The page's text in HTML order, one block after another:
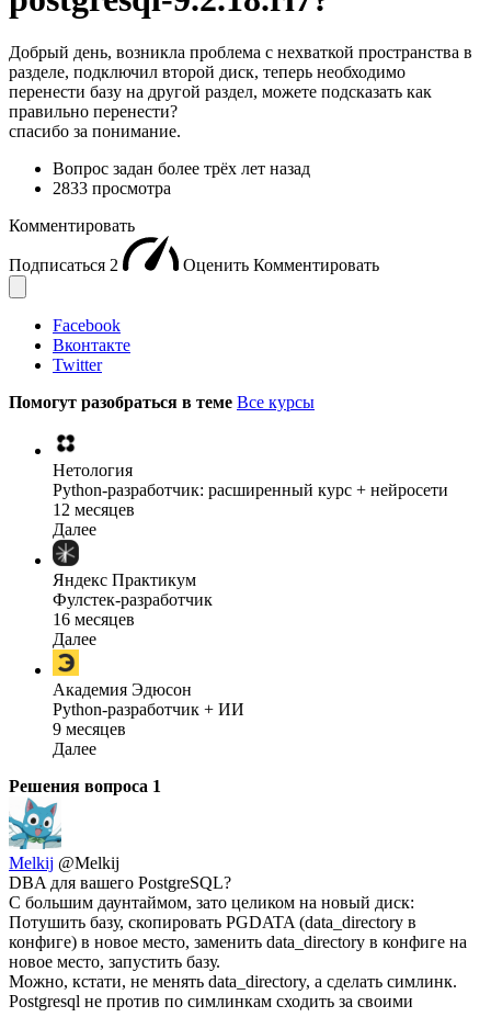
Добрый день, возникла проблема с нехваткой пространства в
разделе, подключил второй диск, теперь необходимо
перенести базу на другой раздел, можете подсказать как
правильно перенести?
спасибо за понимание.
Вопрос задан более трёх лет назад
2833 просмотра
Комментировать
Подписаться 2 Оценить Комментировать
Facebook
Вконтакте
Twitter
Помогут разобраться в теме Все курсы
Нетология
Python-разработчик: расширенный курс + нейросети
12 месяцев
Далее
Яндекс Практикум
Фулстек-разработчик
16 месяцев
Далее
Академия Эдюсон
Python-разработчик + ИИ
9 месяцев
Далее
Решения вопроса 1
Melkij @Melkij
DBA для вашего PostgreSQL?
С большим даунтаймом, зато целиком на новый диск:
Потушить базу, скопировать PGDATA (data_directory в
конфиге) в новое место, заменить data_directory в конфиге на
новое место, запустить базу.
Можно, кстати, не менять data_directory, а сделать симлинк.
Postgresql не против по симлинкам сходить за своими